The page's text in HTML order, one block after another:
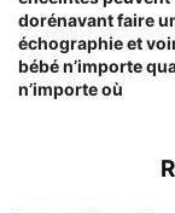
dorénavant faire
échographie et
bébé n’importe
n’importe où